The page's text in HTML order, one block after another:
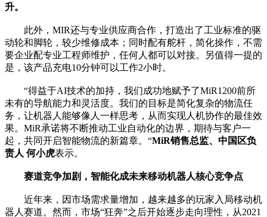
升。
此外，MIR还与专业供应商合作，打造出了工业标准的驱
动轮和脚轮，较少维修成本；同时配有舵杆，简化操作，不需
要企业配专业工程师维护，任何人都可以对接。另值得一提的
是，该产品充电10分钟可以工作2小时。
“得益于AI技术的加持，我们成功地赋予了MiR1200前所
未有的导航能力和灵活度。我们的目标是简化复杂的物流任
务，让机器人能够像人一样思考，从而实现人机协作的最佳效
果。MiR承诺将不断推动工业自动化的边界，期待与客户一
起，共同开启智能物流的新篇章。“MiR销售总监、中国区负
责人 何小虎表示。
赛道竞争加剧，智能化成未来移动机器人核心竞争点
近年来，因市场需求量增加，越来越多的玩家入局移动机
器人赛道。然而，市场“狂奔”之后开始逐步走向理性，从2021